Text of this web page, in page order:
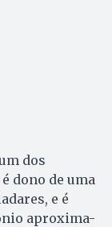
dos
dono de uma
e é
aproxima-